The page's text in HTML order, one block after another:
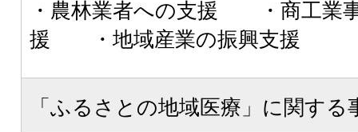
・農林業者への支援 ・商工業
援 ・地域産業の振興支援
「ふるさとの地域医療」に関する